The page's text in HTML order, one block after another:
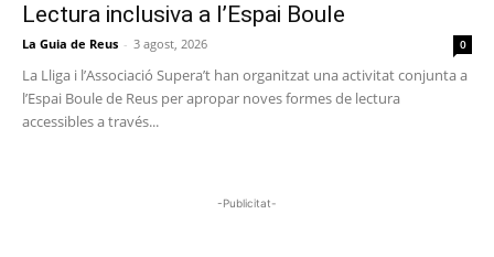
Lectura inclusiva a l’Espai Boule
La Guia de Reus - 3 agost, 2026 0
La Lliga i l’Associació Supera’t han organitzat una activitat conjunta a
l’Espai Boule de Reus per apropar noves formes de lectura
accessibles a través...
-Publicitat-